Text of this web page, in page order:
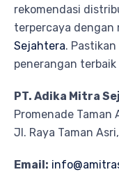
rekomendasi
terpercaya dengan
Sejahtera.
penerangan
PT. Adika Mitra
Promenade Taman
Jl. Raya Taman
Email: